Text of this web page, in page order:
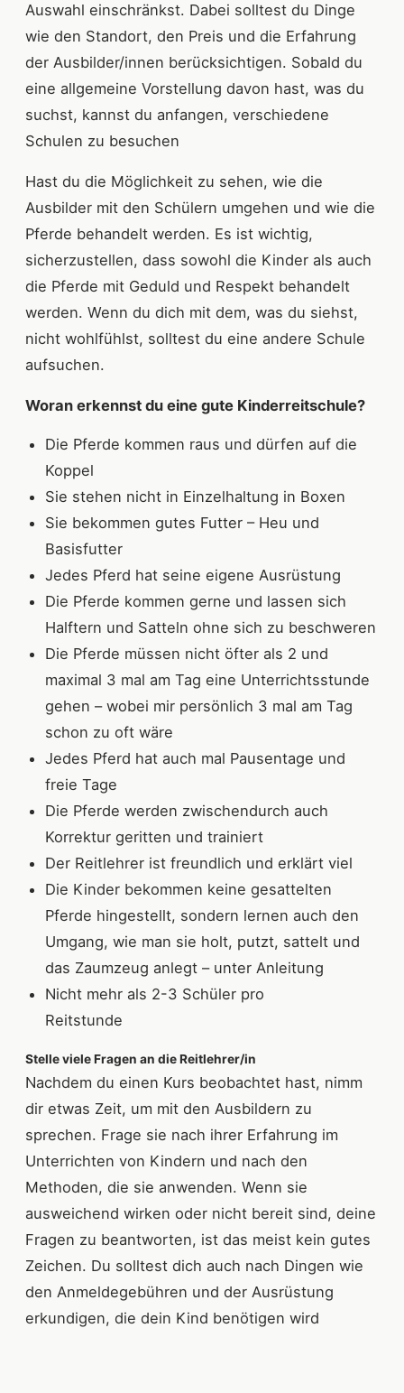
Auswahl einschränkst. Dabei solltest du Dinge
wie den Standort, den Preis und die Erfahrung
der Ausbilder/innen berücksichtigen. Sobald du
eine allgemeine Vorstellung davon hast, was du
suchst, kannst du anfangen, verschiedene
Schulen zu besuchen
Hast du die Möglichkeit zu sehen, wie die
Ausbilder mit den Schülern umgehen und wie die
Pferde behandelt werden. Es ist wichtig,
sicherzustellen, dass sowohl die Kinder als auch
die Pferde mit Geduld und Respekt behandelt
werden. Wenn du dich mit dem, was du siehst,
nicht wohlfühlst, solltest du eine andere Schule
aufsuchen.
Woran erkennst du eine gute Kinderreitschule?
Die Pferde kommen raus und dürfen auf die
Koppel
Sie stehen nicht in Einzelhaltung in Boxen
Sie bekommen gutes Futter – Heu und
Basisfutter
Jedes Pferd hat seine eigene Ausrüstung
Die Pferde kommen gerne und lassen sich
Halftern und Satteln ohne sich zu beschweren
Die Pferde müssen nicht öfter als 2 und
maximal 3 mal am Tag eine Unterrichtsstunde
gehen – wobei mir persönlich 3 mal am Tag
schon zu oft wäre
Jedes Pferd hat auch mal Pausentage und
freie Tage
Die Pferde werden zwischendurch auch
Korrektur geritten und trainiert
Der Reitlehrer ist freundlich und erklärt viel
Die Kinder bekommen keine gesattelten
Pferde hingestellt, sondern lernen auch den
Umgang, wie man sie holt, putzt, sattelt und
das Zaumzeug anlegt – unter Anleitung
Nicht mehr als 2-3 Schüler pro
Reitstunde
Stelle viele Fragen an die Reitlehrer/in
Nachdem du einen Kurs beobachtet hast, nimm
dir etwas Zeit, um mit den Ausbildern zu
sprechen. Frage sie nach ihrer Erfahrung im
Unterrichten von Kindern und nach den
Methoden, die sie anwenden. Wenn sie
ausweichend wirken oder nicht bereit sind, deine
Fragen zu beantworten, ist das meist kein gutes
Zeichen. Du solltest dich auch nach Dingen wie
den Anmeldegebühren und der Ausrüstung
erkundigen, die dein Kind benötigen wird